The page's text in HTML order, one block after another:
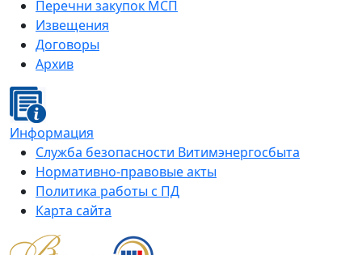
Перечни закупок МСП
Извещения
Договоры
Архив
Информация
Служба безопасности Витимэнергосбыта
Нормативно-правовые акты
Политика работы с ПД
Карта сайта